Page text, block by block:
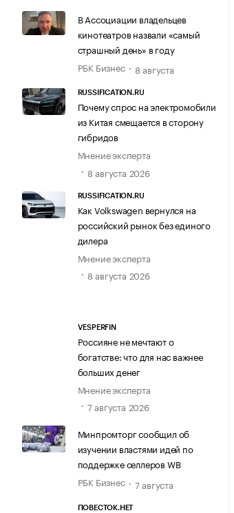
В Ассоциации владельцев
кинотеатров назвали «самый
страшный день» в году
РБК Бизнес
8 августа
RUSSIFICATION.RU
Почему спрос на электромобили
из Китая смещается в сторону
гибридов
Мнение эксперта
8 августа 2026
RUSSIFICATION.RU
Как Volkswagen вернулся на
российский рынок без единого
дилера
Мнение эксперта
8 августа 2026
VESPERFIN
Россияне не мечтают о
богатстве: что для нас важнее
больших денег
Мнение эксперта
7 августа 2026
Минпромторг сообщил об
изучении властями идей по
поддержке селлеров WB
РБК Бизнес
7 августа
ПОВЕСТОК.НЕТ